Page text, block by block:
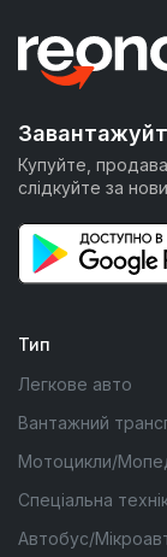
Купуйте,
слідкуйте за
Тип
Легкове авто
Вантажний
Мотоцикли/
Спеціальна
Автобус/